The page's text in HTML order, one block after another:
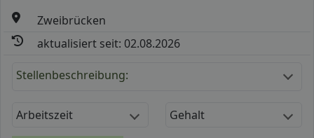
Zweibrücken
aktualisiert seit: 02.08.2026
Stellenbeschreibung:
Arbeitszeit Gehalt